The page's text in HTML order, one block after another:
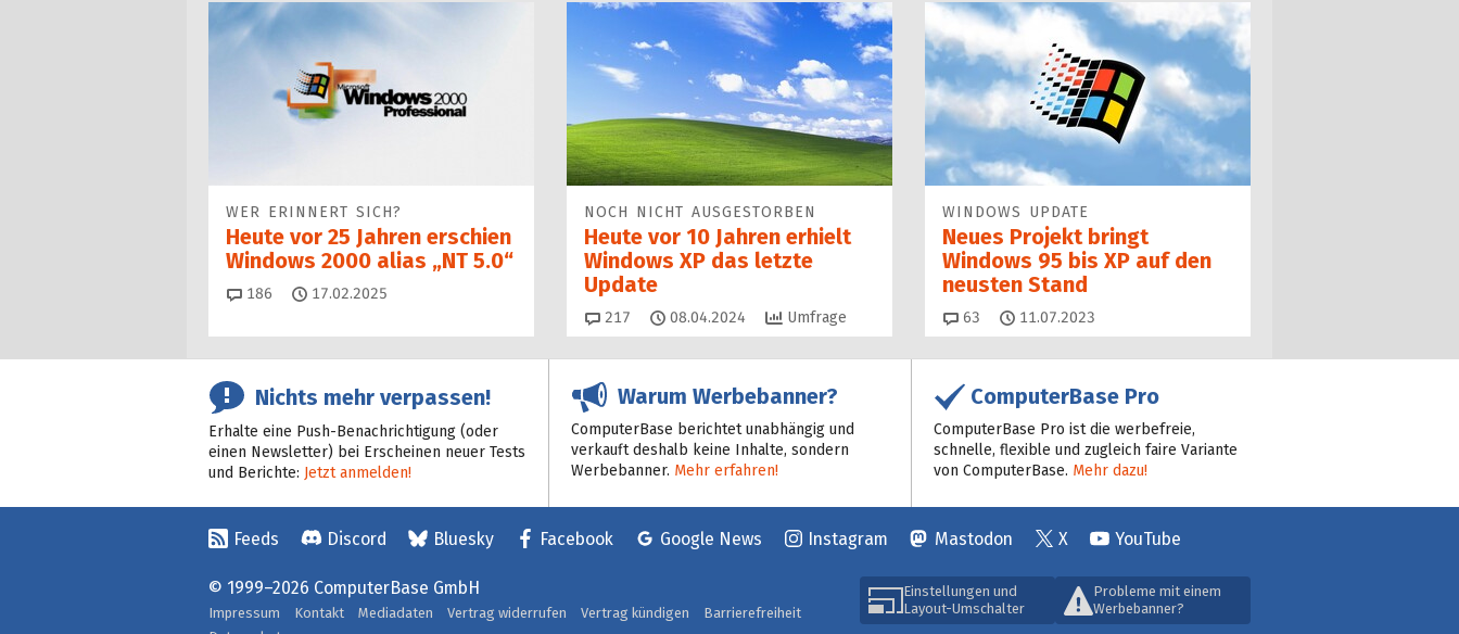
WER ERINNERT SICH?
Heute vor 25 Jahren erschien
Windows 2000 alias „NT 5.0“
186 Kommentare
17.02.2025
NOCH NICHT AUSGESTORBEN
Heute vor 10 Jahren erhielt
Windows XP das letzte
Update
217 Kommentare
08.04.2024 Umfrage
WINDOWS UPDATE
Neues Projekt bringt
Windows 95 bis XP auf den
neusten Stand
63 Kommentare
11.07.2023
Nichts mehr verpassen!
Erhalte eine Push-Benachrichtigung (oder
einen Newsletter) bei Erscheinen neuer Tests
und Berichte: Jetzt anmelden!
Warum Werbebanner?
ComputerBase berichtet unabhängig und
verkauft deshalb keine Inhalte, sondern
Werbebanner. Mehr erfahren!
ComputerBase Pro
ComputerBase Pro ist die werbefreie,
schnelle, flexible und zugleich faire Variante
von ComputerBase. Mehr dazu!
Feeds Discord Bluesky Facebook Google News Instagram Mastodon X YouTube
Einstellungen und
Layout-Umschalter
Probleme mit einem
Werbebanner?
© 1999–2026 ComputerBase GmbH
Impressum Kontakt Mediadaten Vertrag widerrufen Vertrag kündigen
Barrierefreiheit